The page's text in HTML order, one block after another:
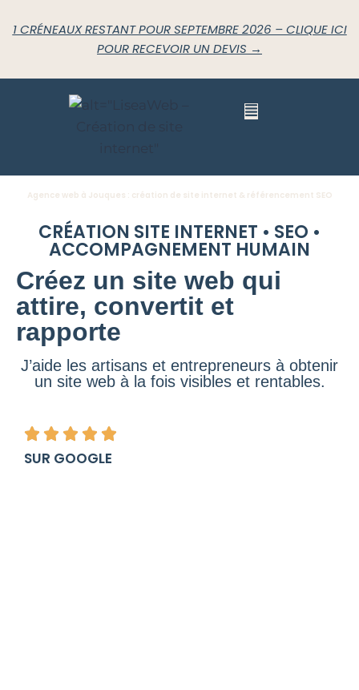
1 CRÉNEAUX RESTANT POUR SEPTEMBRE 2026 – CLIQUE ICI
POUR RECEVOIR UN DEVIS →
Agence web à Jouques : création de site internet & référencement SEO
CRÉATION SITE INTERNET • SEO •
ACCOMPAGNEMENT HUMAIN
Créez un site web qui
attire, convertit et
rapporte
J’aide les artisans et entrepreneurs à obtenir
un site web à la fois visibles et rentables.
SUR GOOGLE